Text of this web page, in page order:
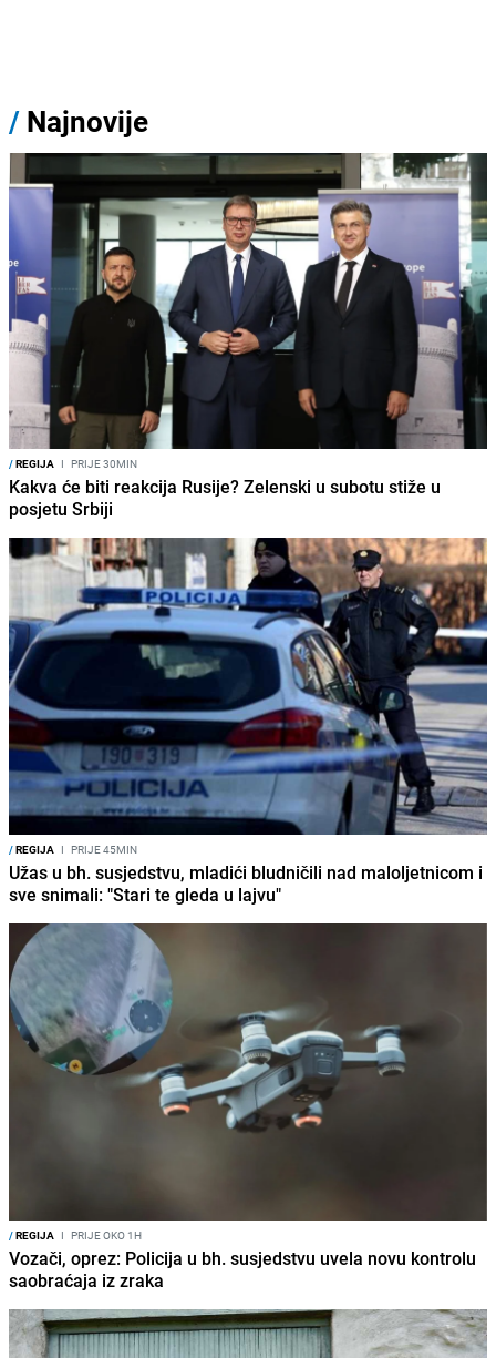
/ Najnovije
/REGIJA I PRIJE 30MIN
Kakva će biti reakcija Rusije? Zelenski u subotu stiže u
posjetu Srbiji
/REGIJA I PRIJE 45MIN
Užas u bh. susjedstvu, mladići bludničili nad maloljetnicom i
sve snimali: "Stari te gleda u lajvu"
/REGIJA I PRIJE OKO 1H
Vozači, oprez: Policija u bh. susjedstvu uvela novu kontrolu
saobraćaja iz zraka